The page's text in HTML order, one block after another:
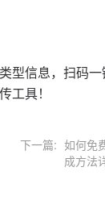
型信息，扫码
工具！
下一篇: 如何免
成方法